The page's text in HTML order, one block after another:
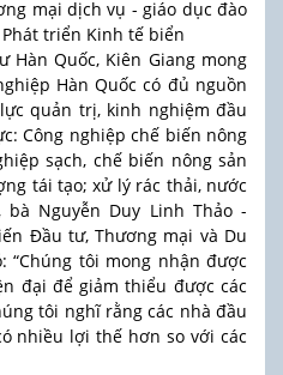
mại dịch vụ - giáo dục đào
triển Kinh tế biển
Hàn Quốc, Kiên Giang mong
Hàn Quốc có đủ nguồn
quản trị, kinh nghiệm đầu
Công nghiệp chế biến nông
sạch, chế biến nông sản
tái tạo; xử lý rác thải, nước
Nguyễn Duy Linh Thảo -
Đầu tư, Thương mại và Du
“Chúng tôi mong nhận được
đại để giảm thiểu được các
tôi nghĩ rằng các nhà đầu
nhiều lợi thế hơn so với các